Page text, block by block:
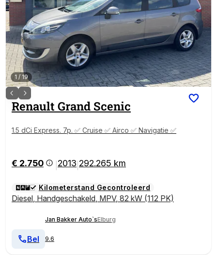
1 / 19
Renault Grand Scenic
1.5 dCi Express. 7p. ✅ Cruise ✅ Airco ✅ Navigatie ✅
€ 2.750 2013 292.265 km
Kilometerstand Gecontroleerd
Diesel, Handgeschakeld, MPV, 82 kW (112 PK)
Jan Bakker Auto`sElburg
9.6
Bel